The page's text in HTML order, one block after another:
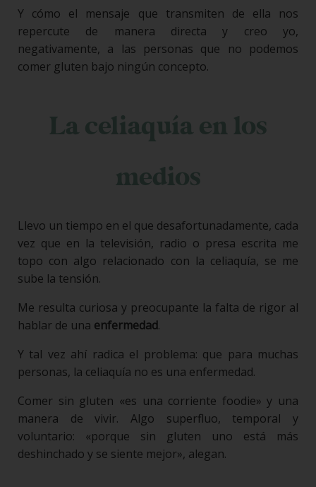
Y cómo el mensaje que transmiten de ella nos
repercute de manera directa y creo yo,
negativamente, a las personas que no podemos
comer gluten bajo ningún concepto.
La celiaquía en los
medios
Llevo un tiempo en el que desafortunadamente, cada
vez que en la televisión, radio o presa escrita me
topo con algo relacionado con la celiaquía, se me
sube la tensión.
Me resulta curiosa y preocupante la falta de rigor al
hablar de una enfermedad.
Y tal vez ahí radica el problema: que para muchas
personas, la celiaquía no es una enfermedad.
Comer sin gluten «es una corriente foodie» y una
manera de vivir. Algo superfluo, temporal y
voluntario: «porque sin gluten uno está más
deshinchado y se siente mejor», alegan.